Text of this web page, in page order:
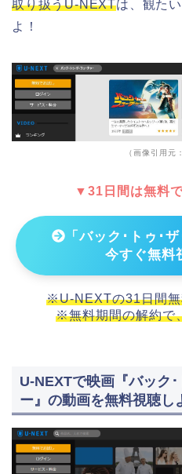
取り扱うU-NEXTは、観た
よ！
（画像引用元
▼31日間は無料
「バック･トゥ･
今すぐ無料
※U-NEXTの31日間無
※無料期間の解約で
U-NEXTで映画『バック
ー』の動画を無料視聴し